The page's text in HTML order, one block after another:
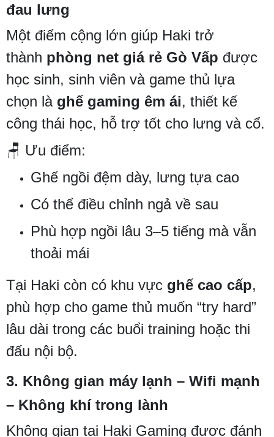
đau lưng
Một điểm cộng lớn giúp Haki trở
thành phòng net giá rẻ Gò Vấp được
học sinh, sinh viên và game thủ lựa
chọn là ghế gaming êm ái, thiết kế
công thái học, hỗ trợ tốt cho lưng và cổ.
🪑 Ưu điểm:
Ghế ngồi đệm dày, lưng tựa cao
Có thể điều chỉnh ngả về sau
Phù hợp ngồi lâu 3–5 tiếng mà vẫn
thoải mái
Tại Haki còn có khu vực ghế cao cấp,
phù hợp cho game thủ muốn “try hard”
lâu dài trong các buổi training hoặc thi
đấu nội bộ.
3. Không gian máy lạnh – Wifi mạnh
– Không khí trong lành
Không gian tại Haki Gaming được đánh